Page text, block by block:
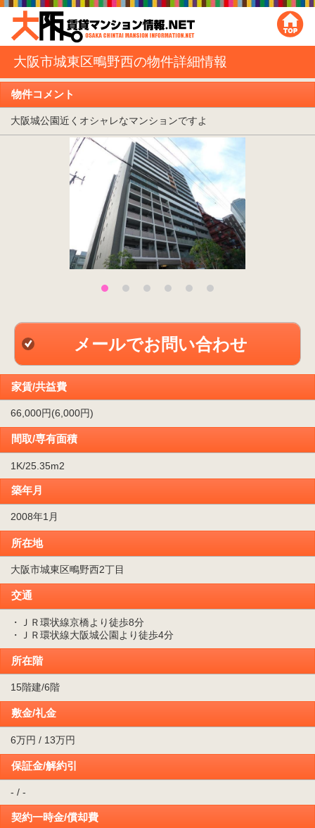
大阪市城東区鴫野西の物件詳細情報
物件コメント
大阪城公園近くオシャレなマンションですよ
メールでお問い合わせ
家賃/共益費
66,000円(6,000円)
間取/専有面積
1K/25.35m2
築年月
2008年1月
所在地
大阪市城東区鴫野西2丁目
交通
・ＪＲ環状線京橋より徒歩8分
・ＪＲ環状線大阪城公園より徒歩4分
所在階
15階建/6階
敷金/礼金
6万円 / 13万円
保証金/解約引
- / -
契約一時金/償却費